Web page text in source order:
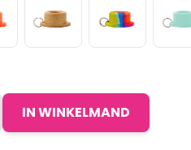
IN WINKELMAND